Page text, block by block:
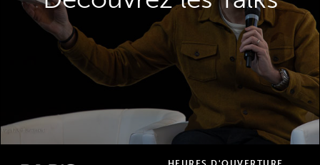
de renommée mondiale.
DÉCOUVREZ LES TALKS